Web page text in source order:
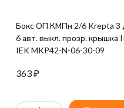
Бокс ОП КМПн 2/6 Krepta 3
6 авт. выкл. прозр. крышка
IEK MKP42-N-06-30-09
363₽